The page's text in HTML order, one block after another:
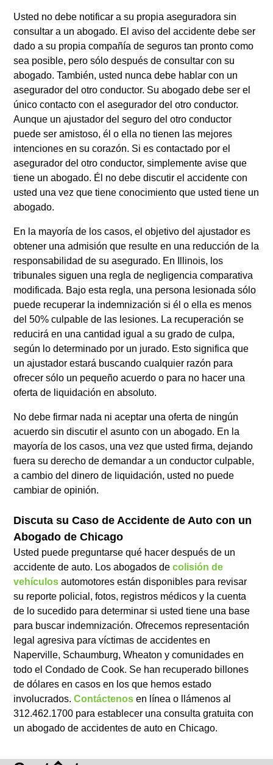
Usted no debe notificar a su propia aseguradora sin
consultar a un abogado. El aviso del accidente debe ser
dado a su propia compañía de seguros tan pronto como
sea posible, pero sólo después de consultar con su
abogado. También, usted nunca debe hablar con un
asegurador del otro conductor. Su abogado debe ser el
único contacto con el asegurador del otro conductor.
Aunque un ajustador del seguro del otro conductor
puede ser amistoso, él o ella no tienen las mejores
intenciones en su corazón. Si es contactado por el
asegurador del otro conductor, simplemente avise que
tiene un abogado. Él no debe discutir el accidente con
usted una vez que tiene conocimiento que usted tiene un
abogado.
En la mayoría de los casos, el objetivo del ajustador es
obtener una admisión que resulte en una reducción de la
responsabilidad de su asegurado. En Illinois, los
tribunales siguen una regla de negligencia comparativa
modificada. Bajo esta regla, una persona lesionada sólo
puede recuperar la indemnización si él o ella es menos
del 50% culpable de las lesiones. La recuperación se
reducirá en una cantidad igual a su grado de culpa,
según lo determinado por un jurado. Esto significa que
un ajustador estará buscando cualquier razón para
ofrecer sólo un pequeño acuerdo o para no hacer una
oferta de liquidación en absoluto.
No debe firmar nada ni aceptar una oferta de ningún
acuerdo sin discutir el asunto con un abogado. En la
mayoría de los casos, una vez que usted firma, dejando
fuera su derecho de demandar a un conductor culpable,
a cambio del dinero de liquidación, usted no puede
cambiar de opinión.
Discuta su Caso de Accidente de Auto con un
Abogado de Chicago
Usted puede preguntarse qué hacer después de un
accidente de auto. Los abogados decolisión de
vehículos automotores están disponibles para revisar
su reporte policial, fotos, registros médicos y la cuenta
de lo sucedido para determinar si usted tiene una base
para buscar indemnización. Ofrecemos representación
legal agresiva para víctimas de accidentes en
Naperville, Schaumburg, Wheaton y comunidades en
todo el Condado de Cook. Se han recuperado billones
de dólares en casos en los que hemos estado
involucrados.Contáctenos en línea o llámenos al
312.462.1700 para establecer una consulta gratuita con
un abogado de accidentes de auto en Chicago.